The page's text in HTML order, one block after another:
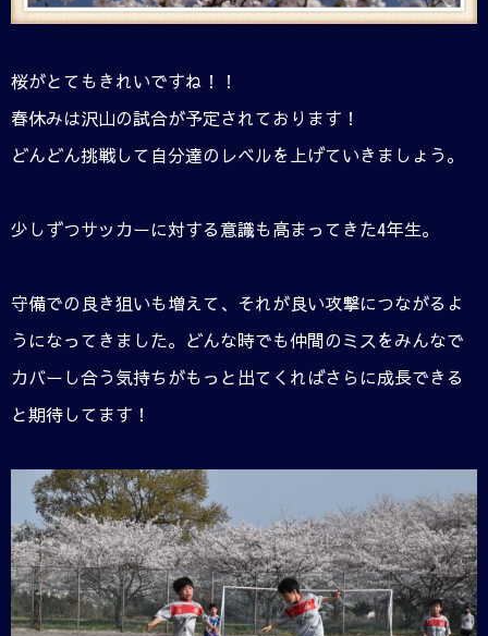
桜がとてもきれいですね！！
春休みは沢山の試合が予定されております！
どんどん挑戦して自分達のレベルを上げていきましょう。
少しずつサッカーに対する意識も高まってきた4年生。
守備での良き狙いも増えて、それが良い攻撃につながるよ
うになってきました。どんな時でも仲間のミスをみんなで
カバーし合う気持ちがもっと出てくればさらに成長できる
と期待してます！